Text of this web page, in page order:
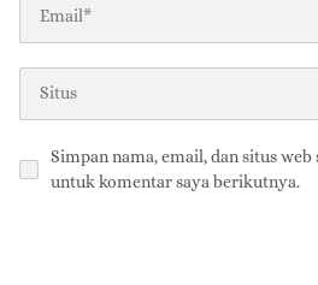
Simpan nama, email, dan situs
untuk komentar saya berikutnya.